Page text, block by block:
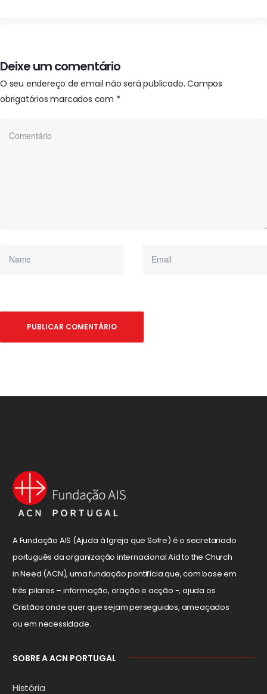
Deixe um comentário
O seu endereço de email não será publicado. Campos
obrigatórios marcados com *
A Fundação AIS (Ajuda à Igreja que Sofre) é o secretariado
português da organização internacional Aid to the Church
in Need (ACN), uma fundação pontifícia que, com base em
três pilares – informação, oração e acção -, ajuda os
Cristãos onde quer que sejam perseguidos, ameaçados
ou em necessidade.
SOBRE A ACN PORTUGAL
História